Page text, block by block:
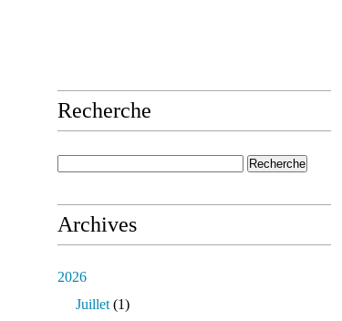
Recherche
Archives
2026
Juillet (1)